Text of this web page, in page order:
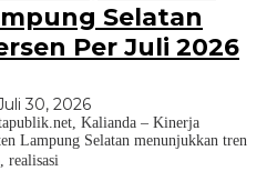
Selatan
Per Juli 2026
30, 2026
Kalianda – Kinerja
Lampung Selatan menunjukkan tren
realisasi